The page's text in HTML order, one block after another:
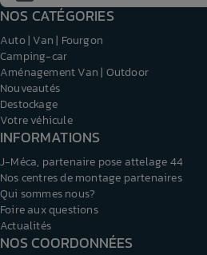
NOS CATÉGORIES
Auto | Van | Fourgon
Camping-car
Aménagement Van | Outdoor
Nouveautés
Destockage
Votre véhicule
INFORMATIONS
J-Méca, partenaire pose attelage 44
Nos centres de montage partenaires
Qui sommes nous?
Foire aux questions
Actualités
NOS COORDONNÉES